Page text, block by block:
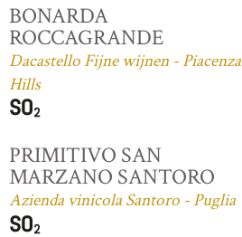
BONARDA
ROCCAGRANDE
Dacastello Fijne wijnen - Piacenza
Hills
PRIMITIVO SAN
MARZANO SANTORO
Azienda vinicola Santoro - Puglia